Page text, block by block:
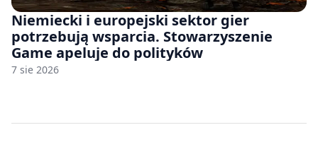
Niemiecki i europejski sektor gier
potrzebują wsparcia. Stowarzyszenie
Game apeluje do polityków
7 sie 2026